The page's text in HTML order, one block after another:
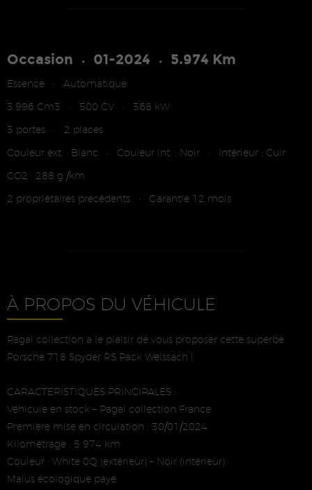
Occasion • 01-2024 • 5.974 Km
Essence • Automatique
3.996 Cm3 • 500 CV • 368 kW
3 portes • 2 places
Couleur ext. : Blanc • Couleur int. : Noir • Intérieur : Cuir
CO2 : 288 g /km
2 propriétaires précédents • Garantie 12 mois
À PROPOS DU VÉHICULE
Pagal collection a le plaisir de vous proposer cette superbe
Porsche 718 Spyder RS Pack Weissach !
CARACTERISTIQUES PRINCIPALES :
Véhicule en stock – Pagal collection France
Première mise en circulation : 30/01/2024
Kilométrage : 5 974 km
Couleur : White 0Q (extérieur) – Noir (intérieur)
Malus écologique payé